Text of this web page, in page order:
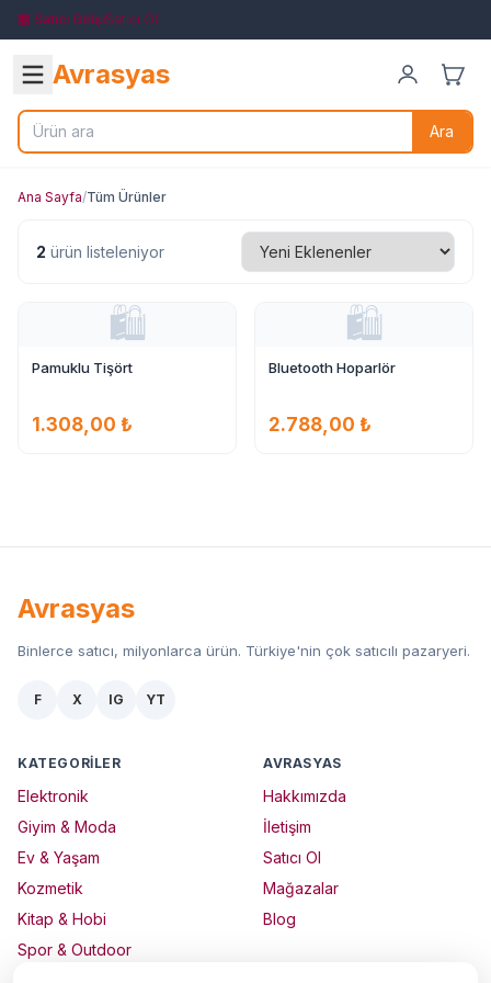
🏪 Satıcı GirişiSatıcı Ol
Avrasyas
Ara
Ana Sayfa/Tüm Ürünler
2 ürün listeleniyor
🛍️
Pamuklu Tişört
1.308,00 ₺
🛍️
Bluetooth Hoparlör
2.788,00 ₺
Avrasyas
Binlerce satıcı, milyonlarca ürün. Türkiye'nin çok satıcılı pazaryeri.
F X IG YT
KATEGORILER
Elektronik
Giyim & Moda
Ev & Yaşam
Kozmetik
Kitap & Hobi
Spor & Outdoor
AVRASYAS
Hakkımızda
İletişim
Satıcı Ol
Mağazalar
Blog